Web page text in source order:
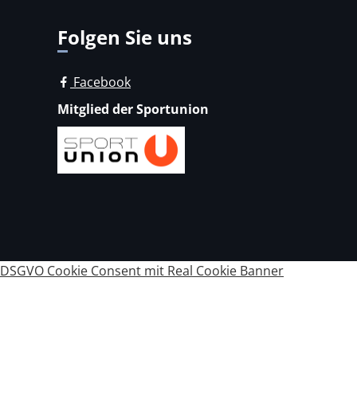
Folgen Sie uns
Facebook
Mitglied der Sportunion
DSGVO Cookie Consent mit Real Cookie Banner